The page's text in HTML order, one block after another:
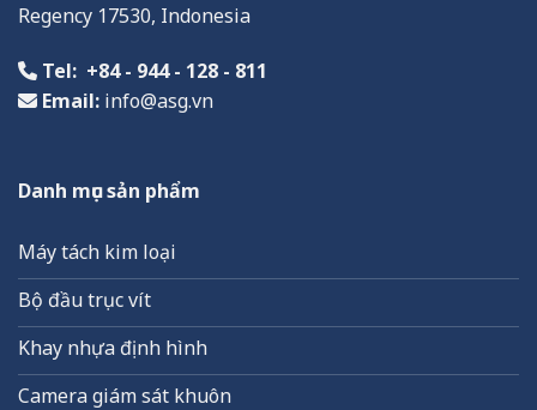
Regency 17530, Indonesia
Tel: +84 - 944 - 128 - 811
Email: info@asg.vn
Danh mục sản phẩm
Máy tách kim loại
Bộ đầu trục vít
Khay nhựa định hình
Camera giám sát khuôn